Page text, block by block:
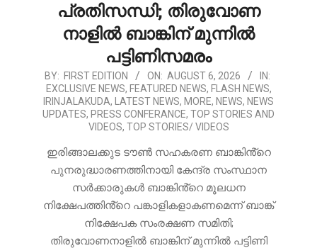
പ്രതിസന്ധി; തിരുവോണ
നാളിൽ ബാങ്കിന് മുന്നിൽ
പട്ടിണിസമരം
2026-
08-
06
BY: FIRST EDITION ON: AUGUST 6, 2026
IN:
EXCLUSIVE NEWS, FEATURED NEWS, FLASH NEWS,
IRINJALAKUDA, LATEST NEWS, MORE, NEWS, NEWS
UPDATES, PRESS CONFERANCE, TOP STORIES AND
VIDEOS, TOP STORIES/ VIDEOS
ഇരിങ്ങാലക്കുട ടൗൺ സഹകരണ ബാങ്കിൻ്റെ
പുനരുദ്ധാരണത്തിനായി കേന്ദ്ര സംസ്ഥാന
സർക്കാരുകൾ ബാങ്കിൻ്റെ മൂലധന
നിക്ഷേപത്തിൻ്റെ പങ്കാളികളാകണമെന്ന് ബാങ്ക്
നിക്ഷേപക സംരക്ഷണ സമിതി;
തിരുവോണനാളിൽ ബാങ്കിന് മുന്നിൽ പട്ടിണി